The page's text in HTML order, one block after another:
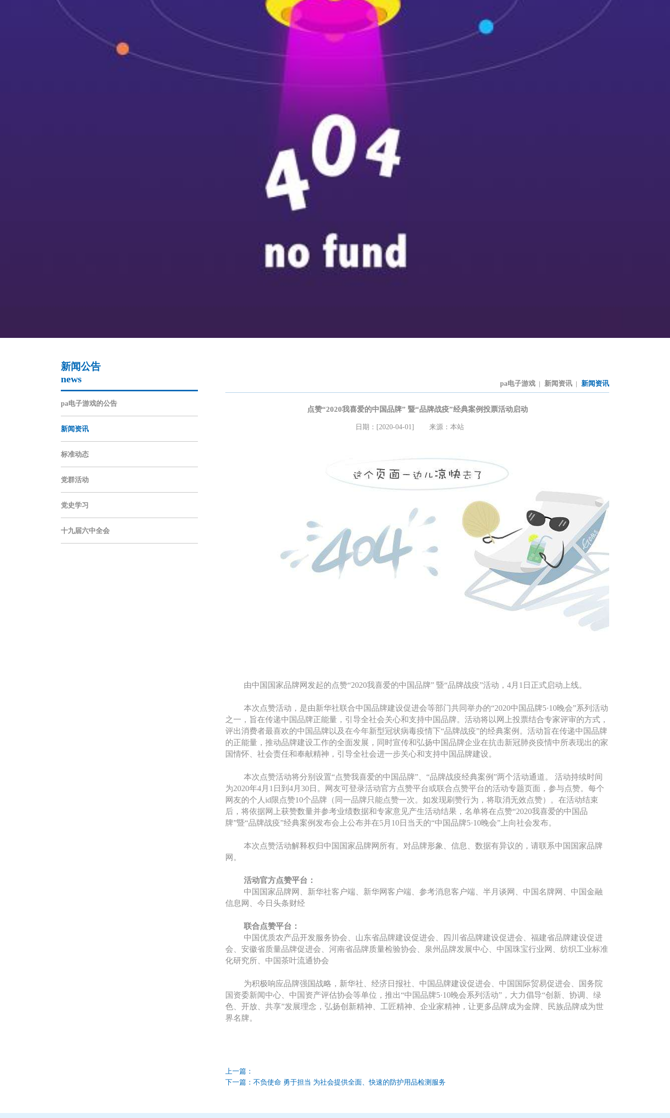
新闻公告
news
pa电子游戏的公告
新闻资讯
标准动态
党群活动
党史学习
十九届六中全会
pa电子游戏 新闻资讯 新闻资讯
点赞“2020我喜爱的中国品牌” 暨“品牌战疫”经典案例投票活动启动
日期：[2020-04-01] 来源：本站
由中国国家品牌网发起的点赞“2020我喜爱的中国品牌” 暨“品牌战疫”活动，4月 1 日正式启动上线。
本次点赞活动，是由新华社联合中国品牌建设促进会等部门共同举办的“2020中国品牌5·10晚会”系列活动
之一，旨在传递中国品牌正能量，引导全社会关心和支持中国品牌。活动将以网上投票结合专家评审的方式，
评出消费者最喜欢的中国品牌以及在今年新型冠状病毒疫情下“品牌战疫”的经典案例。活动旨在传递中国品牌
的正能量，推动品牌建设工作的全面发展，同时宣传和弘扬中国品牌企业在抗击新冠肺炎疫情中所表现出的家
国情怀、社会责任和奉献精神，引导全社会进一步关心和支持中国品牌建设。
本次点赞活动将分别设置“点赞我喜爱的中国品牌”、“品牌战疫经典案例”两个活动通道。 活动持续时间
为2020年4月 1 日到 4月 30日。网友可登录活动官方点赞平台或联合点赞平台的活动专题页面，参与点赞。每个
网友的个人 id限点赞10个品牌（同一品牌只能点赞一次。如发现刷赞行为，将取消无效点赞）。在活动结束
后，将依据网上获赞数量并参考业绩数据和专家意见产生活动结果，名单将在点赞“2020我喜爱的中国品
牌”暨“品牌战疫”经典案例发布会上公布并在5月 10日当天的“中国品牌5·10晚会”上向社会发布。
本次点赞活动解释权归中国国家品牌网所有。对品牌形象、信息、数据有异议的，请联系中国国家品牌
网。
活动官方点赞平台：
中国国家品牌网、新华社客户端、新华网客户端、参考消息客户端、半月谈网、中国名牌网、中国金融
信息网、今日头条财经
联合点赞平台：
中国优质农产品开发服务协会、山东省品牌建设促进会、四川省品牌建设促进会、福建省品牌建设促进
会、安徽省质量品牌促进会、河南省品牌质量检验协会、泉州品牌发展中心、中国珠宝行业网、纺织工业标准
化研究所、中国茶叶流通协会
为积极响应品牌强国战略，新华社、经济日报社、中国品牌建设促进会、中国国际贸易促进会、国务院
国资委新闻中心、中国资产评估协会等单位，推出“中国品牌5·10晚会系列活动”，大力倡导“创新、协调、绿
色、开放、共享”发展理念，弘扬创新精神、工匠精神、企业家精神，让更多品牌成为金牌、民族品牌成为世
界名牌。
上一篇：
下一篇： 不负使命 勇于担当 为社会提供全面、快速的防护用品检测服务